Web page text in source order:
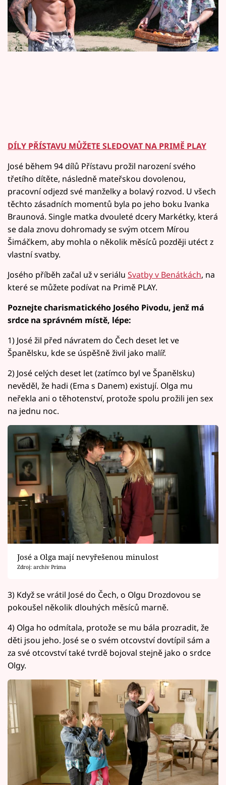
Sledujte prima+
Filmový festival Karlovy Vary
Sledujte nás
DÍLY PŘÍSTAVU MŮŽETE SLEDOVAT NA PRIMĚ PLAY
José během 94 dílů Přístavu prožil narození svého
třetího dítěte, následně mateřskou dovolenou,
pracovní odjezd své manželky a bolavý rozvod. U všech
těchto zásadních momentů byla po jeho boku Ivanka
Braunová. Single matka dvouleté dcery Markétky, která
se dala znovu dohromady se svým otcem Mírou
Šimáčkem, aby mohla o několik měsíců později utéct z
vlastní svatby.
Josého příběh začal už v seriálu Svatby v Benátkách, na
které se můžete podívat na Primě PLAY.
Poznejte charismatického Josého Pivodu, jenž má
srdce na správném místě, lépe:
1) José žil před návratem do Čech deset let ve
Španělsku, kde se úspěšně živil jako malíř.
2) José celých deset let (zatímco byl ve Španělsku)
nevěděl, že hadi (Ema s Danem) existují. Olga mu
neřekla ani o těhotenství, protože spolu prožili jen sex
na jednu noc.
José a Olga mají nevyřešenou minulost
Zdroj: archiv Prima
3) Když se vrátil José do Čech, o Olgu Drozdovou se
pokoušel několik dlouhých měsíců marně.
4) Olga ho odmítala, protože se mu bála prozradit, že
děti jsou jeho. José se o svém otcovství dovtípil sám a
za své otcovství také tvrdě bojoval stejně jako o srdce
Olgy.